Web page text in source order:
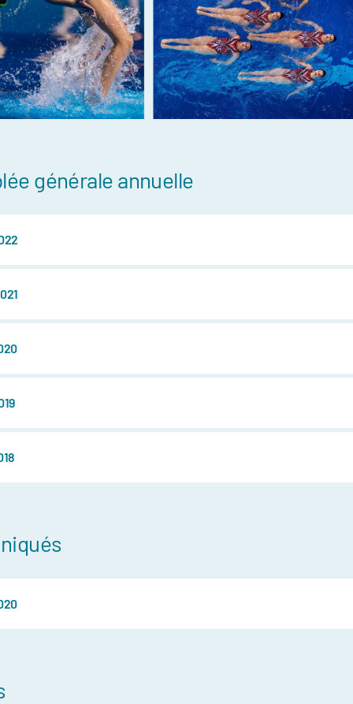
plusieurs
(NAA)
blessures
générale annuelle